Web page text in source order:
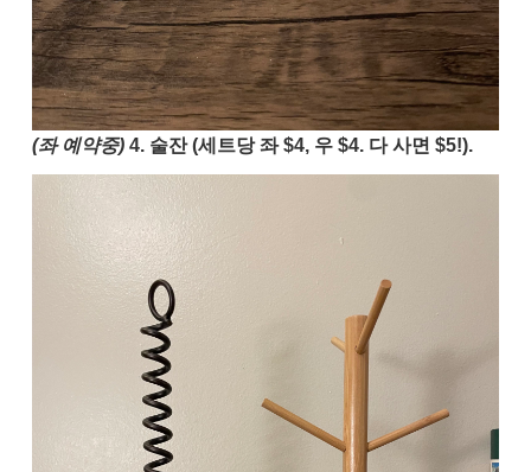
(좌 예약중)4. 술잔 (세트당 좌 $4, 우 $4. 다 사면 $5!).